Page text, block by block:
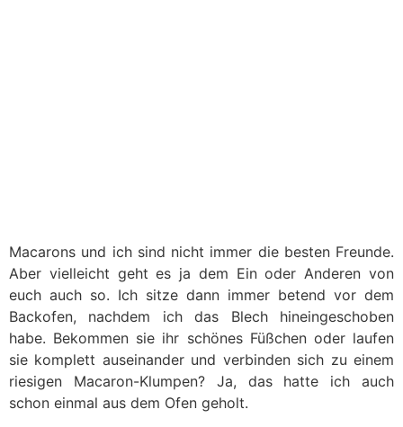
Macarons und ich sind nicht immer die besten Freunde.
Aber vielleicht geht es ja dem Ein oder Anderen von
euch auch so. Ich sitze dann immer betend vor dem
Backofen, nachdem ich das Blech hineingeschoben
habe. Bekommen sie ihr schönes Füßchen oder laufen
sie komplett auseinander und verbinden sich zu einem
riesigen Macaron-Klumpen? Ja, das hatte ich auch
schon einmal aus dem Ofen geholt.